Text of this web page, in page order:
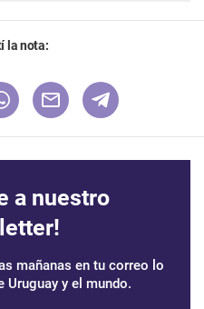
la nota:
a nuestro
mañanas en tu correo lo
Uruguay y el mundo.